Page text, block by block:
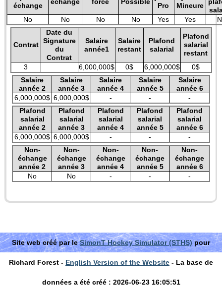
échange
Pro
Mineure
No
No No No Yes Yes
Contrat
Date du
Signature
du
Contrat
Salaire
année1
Salaire
restant
Plafond
salarial
Plafond
salarial
restant
3
6,000,000$ 0$ 6,000,000$
0$
Salaire
année 2
Salaire
année 3
Salaire
année 4
Salaire
année 5
Salaire
année 6
6,000,000$ 6,000,000$ - -
-
Plafond
salarial
année 2
Plafond
salarial
année 3
Plafond
salarial
année 4
Plafond
salarial
année 5
Plafond
salarial
année 6
6,000,000$ 6,000,000$ - -
-
Non-
échange
année 2
Non-
échange
année 3
Non-
échange
année 4
Non-
échange
année 5
Non-
échange
année 6
No
No - - -
Site web créé par leSimonT Hockey Simulator (STHS)pour
Richard Forest - English Version of the Website - La base de
données a été créé : 2026-06-23 16:05:51